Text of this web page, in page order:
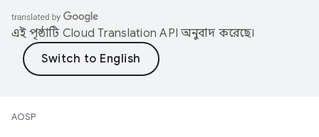
এই পৃষ্ঠাটি Cloud Translation API অনুবাদ করেছে।
AOSP